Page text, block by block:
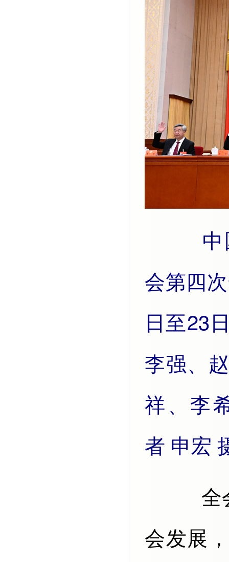
中国共产党第二十届中央委员
会第四
日至23
李强、
祥、李
者 申宏
全会强调，“十五五”时期经济社
会发展